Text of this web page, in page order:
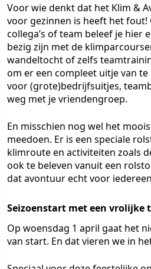
Voor wie denkt dat het Klim &
voor gezinnen is heeft het fout!
collega’s of team beleef je hier
bezig zijn met de
wandeltocht of zelfs
om er een compleet uitje van
voor (grote)bedrijfsuitjes,
weg met je vriendengroep.
En misschien nog wel het
meedoen. Er is een speciale
klimroute en activiteiten zoals
ook te beleven vanuit een
dat avontuur echt voor
Seizoenstart met een vrolijke
Op woensdag 1 april gaat het
van start. En dat vieren we in